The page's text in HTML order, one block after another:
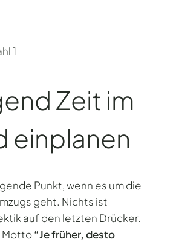
Zeit im
einplanen
Punkt, wenn es um die
geht. Nichts ist
auf den letzten Drücker.
Motto“Je früher, desto